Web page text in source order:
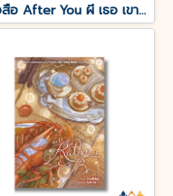
หนังสือ After You ผี เธอ เขา และเรื่องของเราที่ไม่มีคุณ